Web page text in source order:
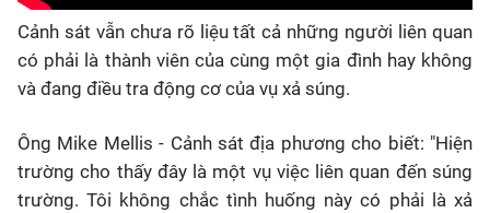
Cảnh sát vẫn chưa rõ liệu tất cả những người liên quan
có phải là thành viên của cùng một gia đình hay không
và đang điều tra động cơ của vụ xả súng.
Ông Mike Mellis - Cảnh sát địa phương cho biết: "Hiện
trường cho thấy đây là một vụ việc liên quan đến súng
trường. Tôi không chắc tình huống này có phải là xả